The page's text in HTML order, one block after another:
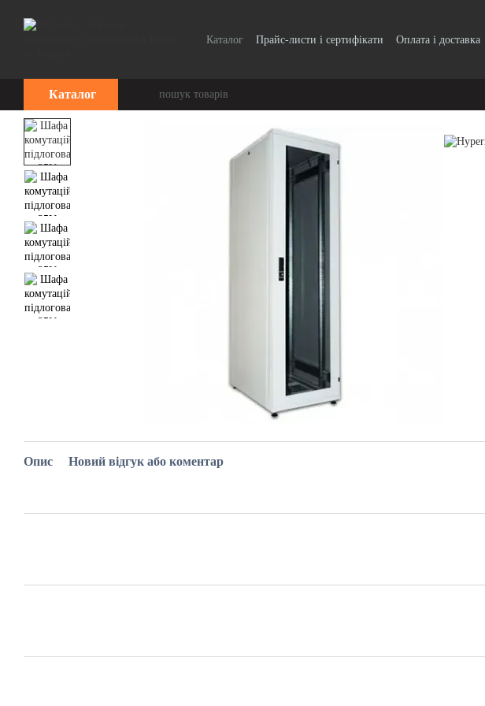
Каталог Прайс-листи і сертифікати Оплата і доставка
Каталог
Опис Новий відгук або коментар